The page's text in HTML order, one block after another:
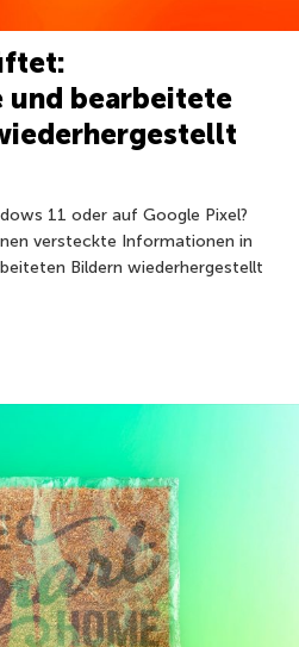
und bearbeitete
11 oder auf Google Pixel?
versteckte Informationen in
Bildern wiederhergestellt